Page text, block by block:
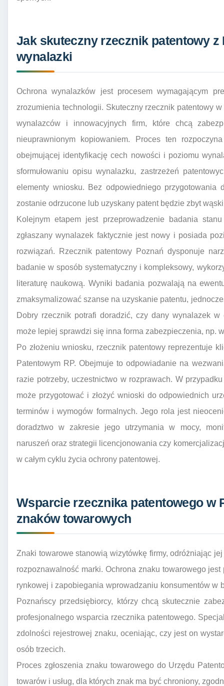
Jak skuteczny rzecznik patentowy z
wynalazki
Ochrona wynalazków jest procesem wymagającym
zrozumienia technologii. Skuteczny rzecznik patentowy
wynalazców i innowacyjnych firm, które chcą
nieuprawnionym kopiowaniem. Proces ten
obejmującej identyfikację cech nowości i poziomu
sformułowaniu opisu wynalazku, zastrzeżeń
elementy wniosku. Bez odpowiedniego przygotowania
zostanie odrzucone lub uzyskany patent będzie zbyt
Kolejnym etapem jest przeprowadzenie badania
zgłaszany wynalazek faktycznie jest nowy i posiada
rozwiązań. Rzecznik patentowy Poznań dysponuje
badanie w sposób systematyczny i kompleksowy,
literaturę naukową. Wyniki badania pozwalają na
zmaksymalizować szanse na uzyskanie patentu,
Dobry rzecznik potrafi doradzić, czy dany wynalazek
może lepiej sprawdzi się inna forma zabezpieczenia, np.
Po złożeniu wniosku, rzecznik patentowy reprezentuje
Patentowym RP. Obejmuje to odpowiadanie na
razie potrzeby, uczestnictwo w rozprawach. W
może przygotować i złożyć wnioski do odpowiednich
terminów i wymogów formalnych. Jego rola jest
doradztwo w zakresie jego utrzymania w mocy,
naruszeń oraz strategii licencjonowania czy
w całym cyklu życia ochrony patentowej.
Wsparcie rzecznika patentowego w
znaków towarowych
Znaki towarowe stanowią wizytówkę firmy, odróżniając
rozpoznawalność marki. Ochrona znaku towarowego
rynkowej i zapobiegania wprowadzaniu konsumentów w
Poznańscy przedsiębiorcy, którzy chcą skutecznie
profesjonalnego wsparcia rzecznika patentowego.
zdolności rejestrowej znaku, oceniając, czy jest on
osób trzecich.
Proces zgłoszenia znaku towarowego do Urzędu
towarów i usług, dla których znak ma być chroniony,